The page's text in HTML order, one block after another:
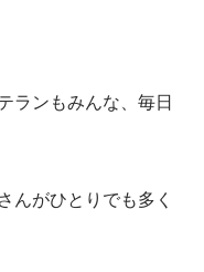
ランもみんな、毎日
んがひとりでも多く